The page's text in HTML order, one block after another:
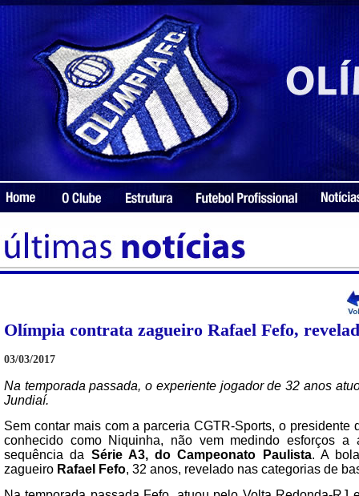
Olímpia contrata zagueiro Rafael Fefo,
03/03/2017
Na temporada passada, o experiente jogador de 32 anos
Jundiaí.
Sem contar mais com a parceria CGTR-Sports, o presidente
conhecido como Niquinha, não vem medindo esforços a
sequência da Série A3, do Campeonato Paulista. A
zagueiro Rafael Fefo, 32 anos, revelado nas categorias de